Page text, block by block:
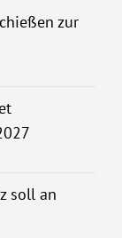
zur
soll an